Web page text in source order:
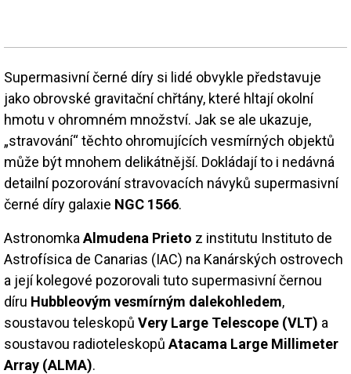
Supermasivní černé díry si lidé obvykle představuje
jako obrovské gravitační chřtány, které hltají okolní
hmotu v ohromném množství. Jak se ale ukazuje,
„stravování“ těchto ohromujících vesmírných objektů
může být mnohem delikátnější. Dokládají to i nedávná
detailní pozorování stravovacích návyků supermasivní
černé díry galaxie NGC 1566.
Astronomka Almudena Prieto z institutu Instituto de
Astrofísica de Canarias (IAC) na Kanárských ostrovech
a její kolegové pozorovali tuto supermasivní černou
díru Hubbleovým vesmírným dalekohledem,
soustavou teleskopů Very Large Telescope (VLT) a
soustavou radioteleskopů Atacama Large Millimeter
Array (ALMA).